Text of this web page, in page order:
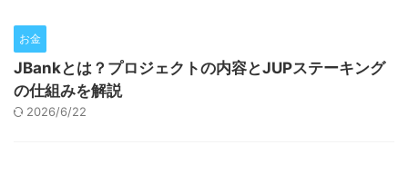
お金
JBankとは？プロジェクトの内容とJUPステーキング
の仕組みを解説
2026/6/22